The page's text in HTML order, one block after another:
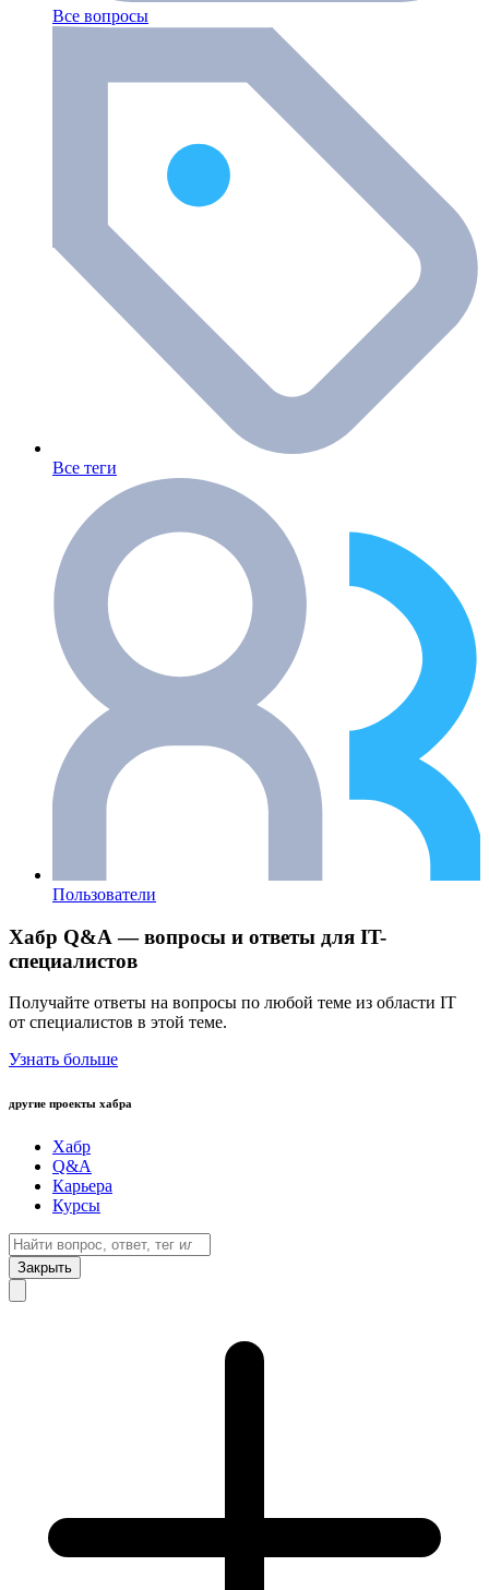
Все вопросы
Все теги
Пользователи
Хабр Q&A — вопросы и ответы для IT-
специалистов
Получайте ответы на вопросы по любой теме из области IT
от специалистов в этой теме.
Узнать больше
другие проекты хабра
Хабр
Q&A
Карьера
Курсы
Закрыть